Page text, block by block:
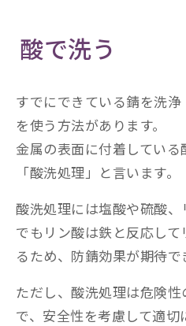
酸で洗う
すでにできている錆を洗
を使う方法があります。
金属の表面に付着してい
「酸洗処理」と言います。
酸洗処理には塩酸や硫酸
でもリン酸は鉄と反応し
るため、防錆効果が期待で
ただし、酸洗処理は危険
で、安全性を考慮して適